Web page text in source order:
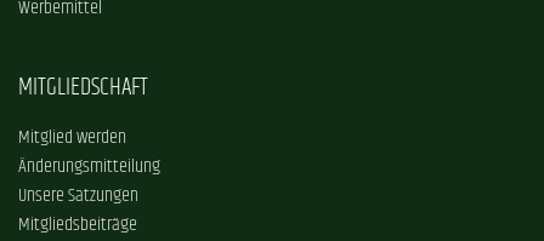
Werbemittel
MITGLIEDSCHAFT
Mitglied werden
Änderungsmitteilung
Unsere Satzungen
Mitgliedsbeiträge